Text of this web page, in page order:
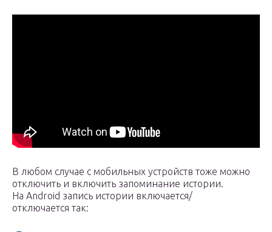
В любом случае с мобильных устройств тоже можно
отключить и включить запоминание истории.
На Android запись истории включается/
отключается так: